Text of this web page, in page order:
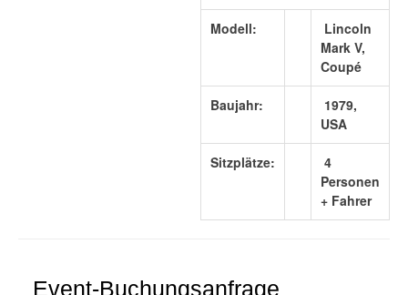
Modell:
Lincoln
Mark V,
Coupé
Baujahr:
1979,
USA
Sitzplätze:
4
Personen
+ Fahrer
Event-Buchungsanfrage